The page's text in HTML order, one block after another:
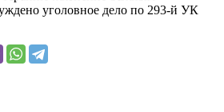
уголовное дело по 293-й УК